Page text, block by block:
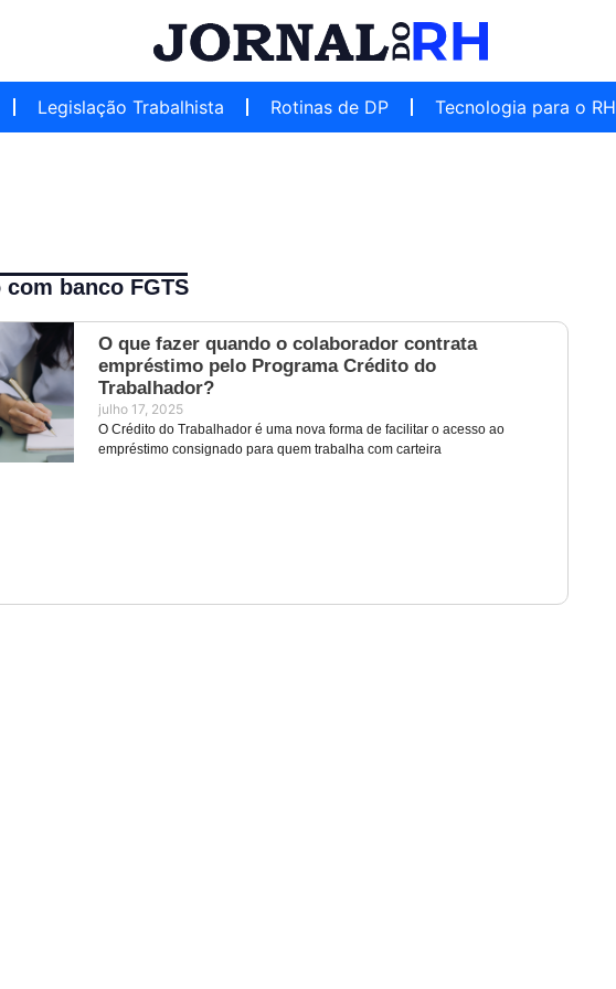
Legislação Trabalhista Rotinas de DP Tecnologia para o RH
banco FGTS
O que fazer quando o colaborador contrata
empréstimo pelo Programa Crédito do
Trabalhador?
julho 17, 2025
O Crédito do Trabalhador é uma nova forma de facilitar o acesso ao
empréstimo consignado para quem trabalha com carteira